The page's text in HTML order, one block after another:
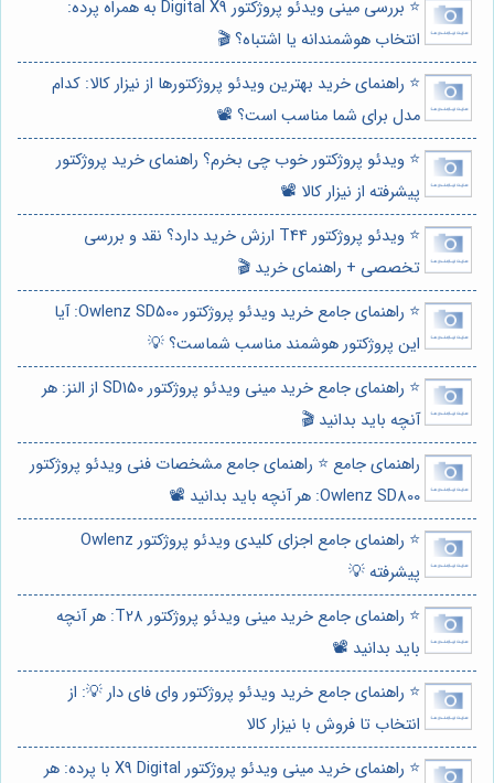
⭐️ بررسی مینی ویدئو پروژکتور Digital X9 به همراه پرده:
انتخاب هوشمندانه یا اشتباه؟ 🎬
⭐️ راهنمای خرید بهترین ویدئو پروژکتورها از نیزار کالا: کدام
مدل برای شما مناسب است؟ 📽️
⭐️ ویدئو پروژکتور خوب چی بخرم؟ راهنمای خرید پروژکتور
پیشرفته از نیزار کالا 📽️
⭐️ ویدئو پروژکتور T44 ارزش خرید دارد؟ نقد و بررسی
تخصصی + راهنمای خرید 🎬
⭐️ راهنمای جامع خرید ویدئو پروژکتور Owlenz SD500: آیا
این پروژکتور هوشمند مناسب شماست؟ 💡
⭐️ راهنمای جامع خرید مینی ویدئو پروژکتور SD150 از النز: هر
آنچه باید بدانید 🎬
راهنمای جامع ⭐️ راهنمای جامع مشخصات فنی ویدئو پروژکتور
Owlenz SD800: هر آنچه باید بدانید 📽️
⭐️ راهنمای جامع اجزای کلیدی ویدئو پروژکتور Owlenz
پیشرفته 💡
⭐️ راهنمای جامع خرید مینی ویدئو پروژکتور T28: هر آنچه
باید بدانید 📽️
⭐️ راهنمای جامع خرید ویدئو پروژکتور وای فای دار 💡: از
انتخاب تا فروش با نیزار کالا
⭐️ راهنمای خرید مینی ویدئو پروژکتور X9 Digital با پرده: هر